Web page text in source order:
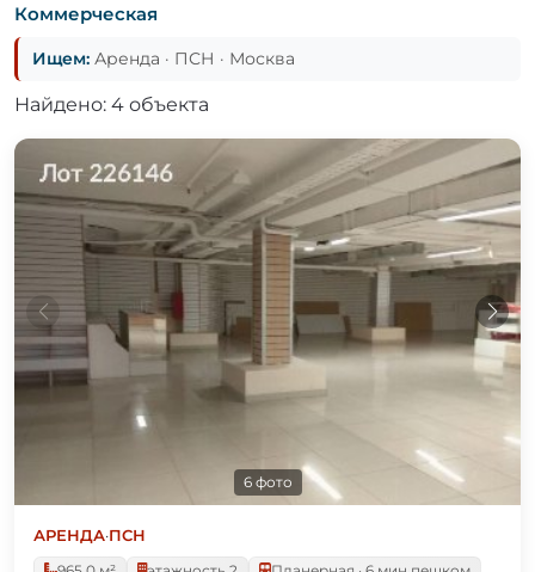
Коммерческая
Ищем: Аренда · ПСН · Москва
Найдено: 4 объекта
6 фото
АРЕНДА·ПСН